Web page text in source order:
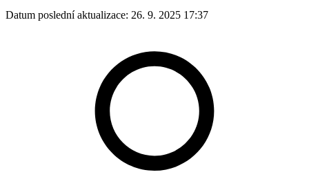
Datum poslední aktualizace: 26. 9. 2025 17:37